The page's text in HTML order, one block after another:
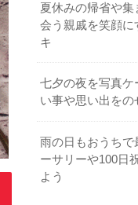
夏休みの帰省や集
会う親戚を笑顔
キ
七夕の夜を写真
い事や思い出を
雨の日もおうち
ーサリーや100日
よう